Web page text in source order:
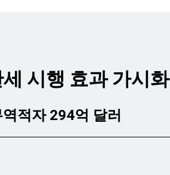
시행 효과 가시화
적자 294억 달러